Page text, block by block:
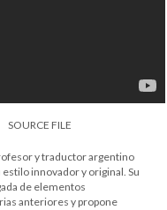
SOURCE FILE
y traductor argentino
innovador y original. Su
de elementos
anteriores y propone